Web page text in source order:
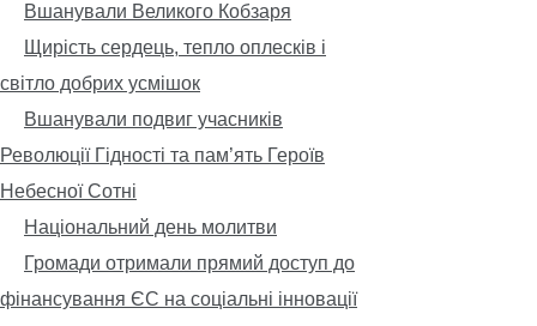
Вшанували Великого Кобзаря
Щирість сердець, тепло оплесків і
світло добрих усмішок
Вшанували подвиг учасників
Революції Гідності та пам’ять Героїв
Небесної Сотні
Національний день молитви
Громади отримали прямий доступ до
фінансування ЄС на соціальні інновації